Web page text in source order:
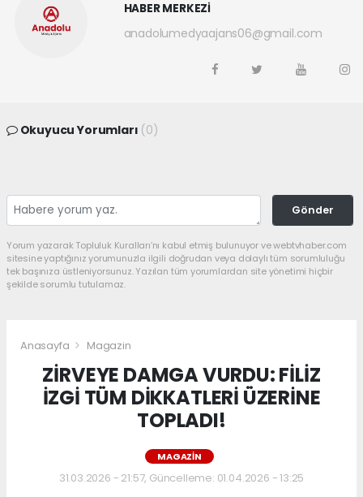
HABER MERKEZİ
anadolumedyaajans06@gmail.com
Okuyucu Yorumları (0)
Gönder
Yorum yazarak Topluluk Kuralları’nı kabul etmiş bulunuyor ve webtvhaber.com
sitesine yaptığınız yorumunuzla ilgili doğrudan veya dolaylı tüm sorumluluğu
tek başınıza üstleniyorsunuz. Yazılan tüm yorumlardan site yönetimi hiçbir
şekilde sorumlu tutulamaz.
Anasayfa Magazin
ZİRVEYE DAMGA VURDU: FİLİZ
İZGİ TÜM DİKKATLERİ ÜZERİNE
TOPLADI!
MAGAZIN
31.03.2026 - 21:57, Güncelleme: 01.04.2026 - 13:25